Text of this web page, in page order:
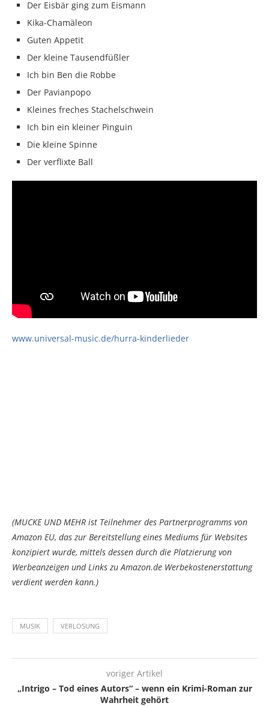
Der Eisbär ging zum Eismann
Kika-Chamäleon
Guten Appetit
Der kleine Tausendfüßler
Ich bin Ben die Robbe
Der Pavianpopo
Kleines freches Stachelschwein
Ich bin ein kleiner Pinguin
Die kleine Spinne
Der verflixte Ball
www.universal-music.de/hurra-kinderlieder
(MUCKE UND MEHR ist Teilnehmer des Partnerprogramms von
Amazon EU, das zur Bereitstellung eines Mediums für Websites
konzipiert wurde, mittels dessen durch die Platzierung von
Werbeanzeigen und Links zu Amazon.de Werbekostenerstattung
verdient werden kann.)
MUSIK VERLOSUNG
voriger Artikel
„Intrigo – Tod eines Autors“ – wenn ein Krimi-Roman zur
Wahrheit gehört